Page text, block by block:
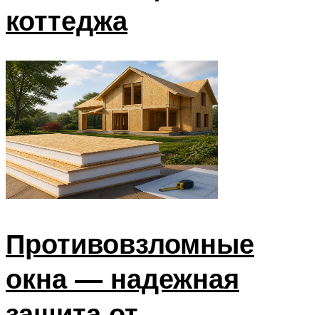
коттеджа
Противовзломные
окна — надежная